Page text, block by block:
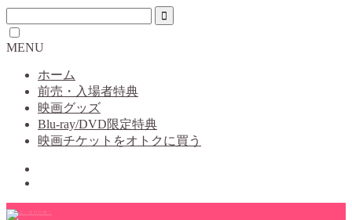
MENU
ホーム
前売・入場者特典
映画グッズ
Blu-ray/DVD限定特典
映画チケットをオトクに買う